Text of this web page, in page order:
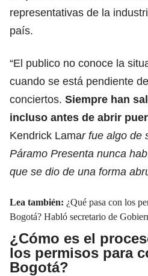
representativas de la
país.
“El publico no conoce la
cuando se está pendiente
conciertos. Siempre han
incluso antes de abrir
Kendrick Lamar fue algo de
Páramo Presenta nunca
que se dio de una forma
Lea también: ¿Qué pasa con los
Bogotá? Habló secretario de
¿Cómo es el
los permisos para
Bogotá?